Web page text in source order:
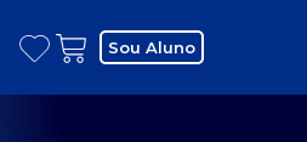
Sou Aluno